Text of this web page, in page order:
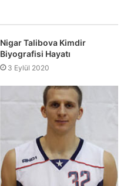
Nigar Talibova Kimdir
Biyografisi Hayatı
3 Eylül 2020